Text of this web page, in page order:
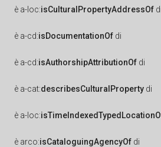
è a-loc:isCulturalPropertyAddressOf di
è a-cd:isDocumentationOf di
è a-cd:isAuthorshipAttributionOf di
è a-cat:describesCulturalProperty di
è a-loc:
è arco:isCataloguingAgencyOf di